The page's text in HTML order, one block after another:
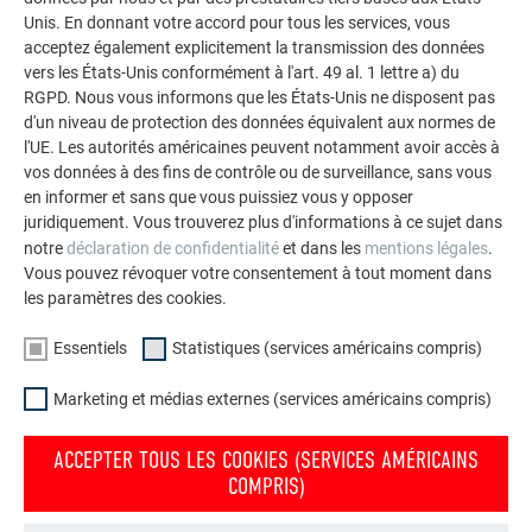
façades.
VOIR DAVANTAGE DE RÉFÉRENCES
Unis. En donnant votre accord pour tous les services, vous
acceptez également explicitement la transmission des données
vers les États-Unis conformément à l'art. 49 al. 1 lettre a) du
RGPD. Nous vous informons que les États-Unis ne disposent pas
d'un niveau de protection des données équivalent aux normes de
l'UE. Les autorités américaines peuvent notamment avoir accès à
vos données à des fins de contrôle ou de surveillance, sans vous
en informer et sans que vous puissiez vous y opposer
juridiquement. Vous trouverez plus d'informations à ce sujet dans
notredéclaration de confidentialitéet dans les mentions légales.
Vous pouvez révoquer votre consentement à tout moment dans
les paramètres des cookies.
Essentiels Statistiques (services américains compris)
Marketing et médias externes (services américains compris)
ACCEPTER TOUS LES COOKIES (SERVICES AMÉRICAINS
COMPRIS)